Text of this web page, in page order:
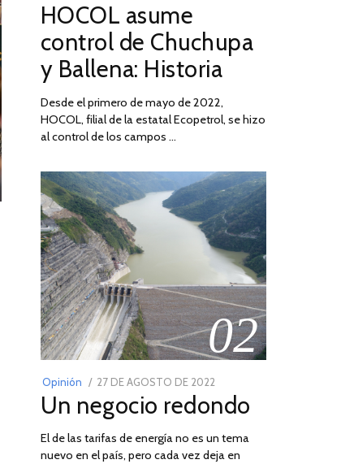
ON
DE
2026
HOCOL asume
control de Chuchupa
y Ballena: Historia
Desde el primero de mayo de 2022,
HOCOL, filial de la estatal Ecopetrol, se hizo
al control de los campos …
02
Opinión
POSTED
ON
27 DE AGOSTO DE 2022
DE
DE
2022
Un negocio redondo
El de las tarifas de energía no es un tema
nuevo en el país, pero cada vez deja en